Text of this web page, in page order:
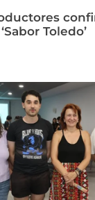
Toledo’